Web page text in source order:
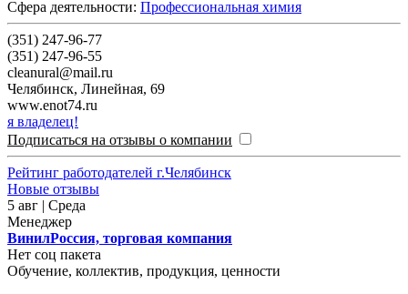
Сфера деятельности: Профессиональная химия
(351) 247-96-77
(351) 247-96-55
cleanural@mail.ru
Челябинск, Линейная, 69
www.enot74.ru
я владелец!
Подписаться на отзывы о компании
Рейтинг работодателей г.Челябинск
Новые отзывы
5 авг | Среда
Менеджер
ВинилРоссия, торговая компания
Нет соц пакета
Обучение, коллектив, продукция, ценности